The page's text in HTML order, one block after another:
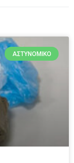
ΑΣΤΥΝΟΜΙΚΌ